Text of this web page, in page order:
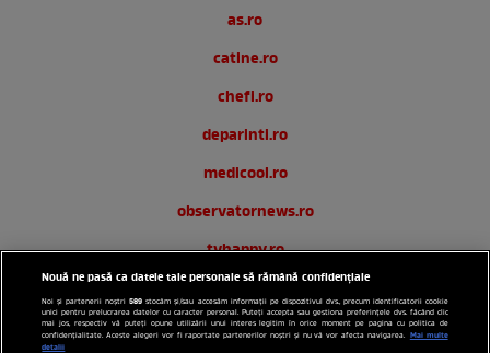
as.ro
catine.ro
chefi.ro
deparinti.ro
medicool.ro
observatornews.ro
tvhappy.ro
useit.ro
zutv.ro
Nouă ne pasă ca datele tale personale să rămână confidențiale
Noi și partenerii noștri589 stocăm și/sau accesăm informații pe dispozitivul dvs., precum identificatorii cookie
unici pentru prelucrarea datelor cu caracter personal. Puteți accepta sau gestiona preferințele dvs. făcând clic
mai jos, respectiv vă puteți opune utilizării unui interes legitim în orice moment pe pagina cu politica de
confidențialitate. Aceste alegeri vor fi raportate partenerilor noștri și nu vă vor afecta navigarea. Mai multe
detalii